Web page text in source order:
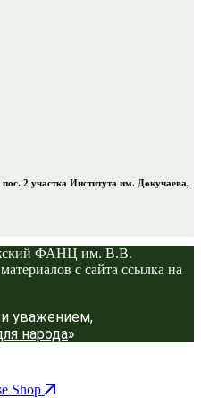
2 участка Института им. Докучаева,
ФАНЦ им. В.В.
с сайта ссылка на
уважением,
народа»
Shop